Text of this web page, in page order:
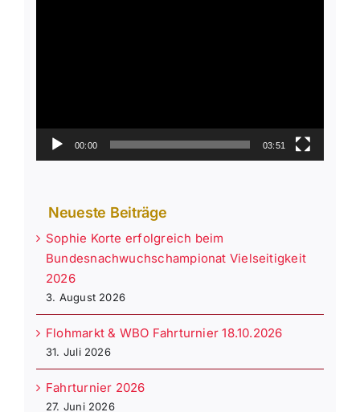
00:00 03:51
Neueste Beiträge
Sophie Korte erfolgreich beim
Bundesnachwuchschampionat Vielseitigkeit
2026
3. August 2026
Flohmarkt & WBO Fahrturnier 18.10.2026
31. Juli 2026
Fahrturnier 2026
27. Juni 2026